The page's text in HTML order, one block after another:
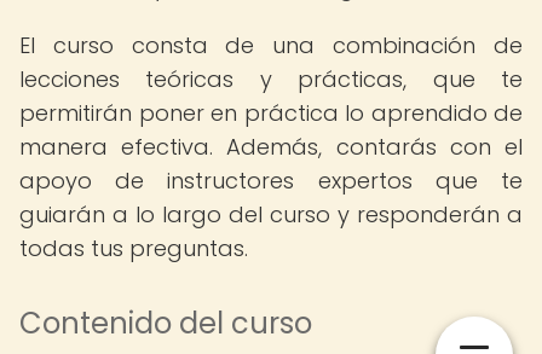
El curso consta de una combinación de
lecciones teóricas y prácticas, que te
permitirán poner en práctica lo aprendido de
manera efectiva. Además, contarás con el
apoyo de instructores expertos que te
guiarán a lo largo del curso y responderán a
todas tus preguntas.
Contenido del curso